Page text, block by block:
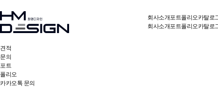
회사소개
회사소개
포트폴리오
포트폴리오
카탈로
카탈로
견적
문의
포트
폴리오
카카오톡 문의